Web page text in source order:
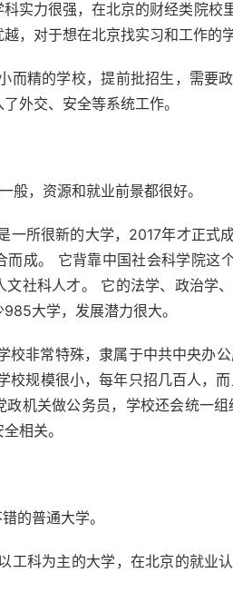
实力很强，在北京的财经类院校
，对于想在北京找实习和工作的
而精的学校，提前批招生，需要
外交、安全等系统工作。
般，资源和就业前景都很好。
一所很新的大学，2017年才正式
而成。 它背靠中国社会科学院这
文社科人才。 它的法学、政治学
大学，发展潜力很大。
校非常特殊，隶属于中共中央办
校规模很小，每年只招几百人，
政机关做公务员，学校还会统一
相关。
的普通大学。
工科为主的大学，在北京的就业